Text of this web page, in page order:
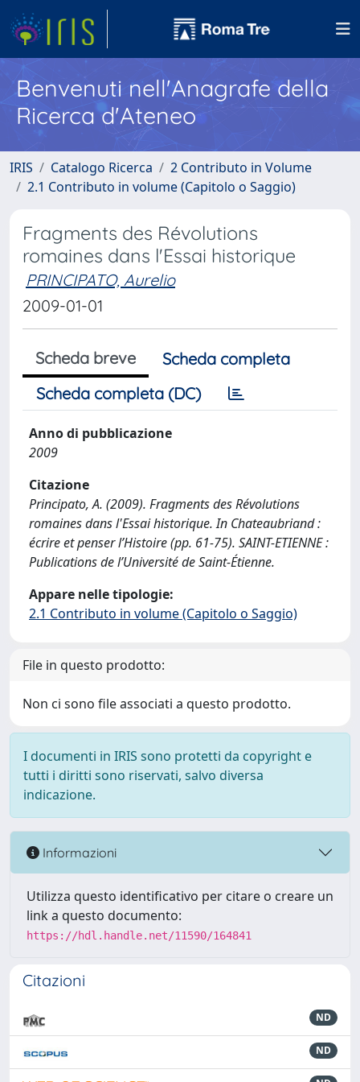
Benvenuti nell'Anagrafe della
Ricerca d'Ateneo
IRIS Catalogo Ricerca
2 Contributo in Volume
2.1 Contributo in volume (Capitolo o Saggio)
Fragments des Révolutions
romaines dans l'Essai historique
PRINCIPATO, Aurelio
2009-01-01
Scheda breve
Scheda completa
Scheda completa (DC)
Anno di pubblicazione
2009
Citazione
Principato, A. (2009). Fragments des Révolutions
romaines dans l'Essai historique. In Chateaubriand :
écrire et penser l’Histoire (pp. 61-75). SAINT-ETIENNE :
Publications de l’Université de Saint-Étienne.
Appare nelle tipologie:
2.1 Contributo in volume (Capitolo o Saggio)
File in questo prodotto:
Non ci sono file associati a questo prodotto.
I documenti in IRIS sono protetti da copyright e
tutti i diritti sono riservati, salvo diversa
indicazione.
Informazioni
Utilizza questo identificativo per citare o creare un
link a questo documento:
https://hdl.handle.net/11590/164841
Citazioni
ND
ND